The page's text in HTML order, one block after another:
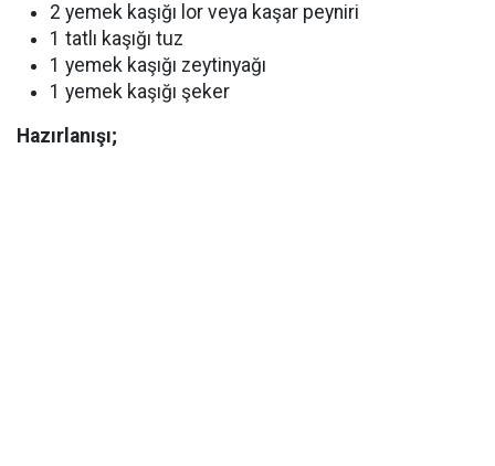
2 yemek kaşığı lor veya kaşar peyniri
1 tatlı kaşığı tuz
1 yemek kaşığı zeytinyağı
1 yemek kaşığı şeker
Hazırlanışı;